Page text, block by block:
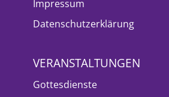
Impressum
Datenschutzerklärung
VERANSTALTUNGEN
Gottesdienste